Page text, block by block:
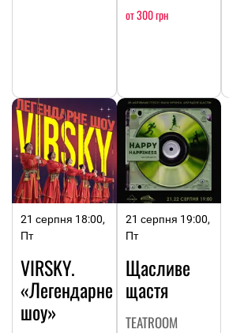
от 300 грн
21 серпня 18:00,
Пт
VIRSKY.
«Легендарне
шоу»
21 серпня 19:00,
Пт
Щасливе
щастя
TEATROOM